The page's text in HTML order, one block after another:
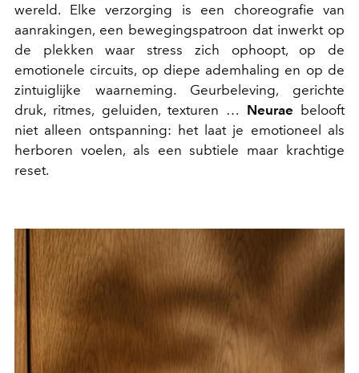
wereld. Elke verzorging is een choreografie van
aanrakingen, een bewegingspatroon dat inwerkt op
de plekken waar stress zich ophoopt, op de
emotionele circuits, op diepe ademhaling en op de
zintuiglijke waarneming. Geurbeleving, gerichte
druk, ritmes, geluiden, texturen … Neurae belooft
niet alleen ontspanning: het laat je emotioneel als
herboren voelen, als een subtiele maar krachtige
reset.